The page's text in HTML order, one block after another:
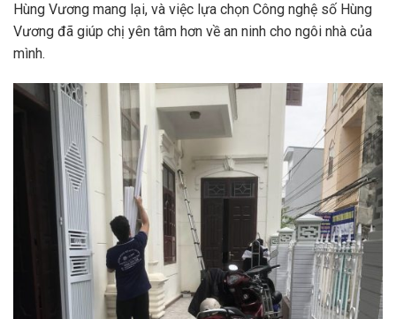
Hùng Vương mang lại, và việc lựa chọn Công nghệ số Hùng
Vương đã giúp chị yên tâm hơn về an ninh cho ngôi nhà của
mình.